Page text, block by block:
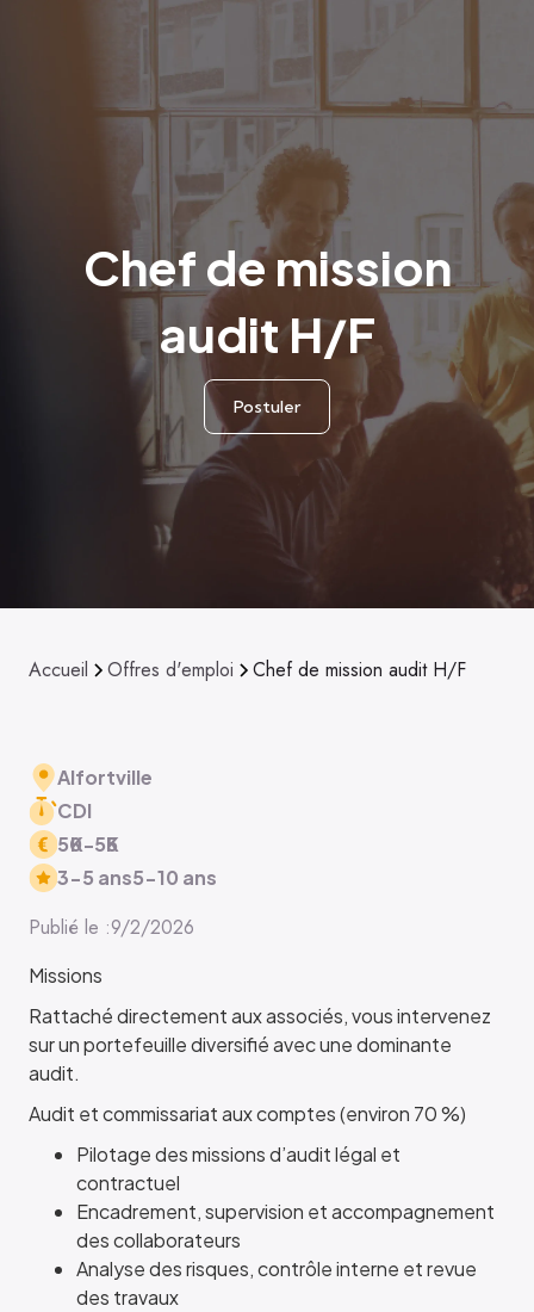
Chef de mission
audit H/F
Postuler
Accueil Offres d'emploi Chef de mission audit H/F
Alfortville
CDI
50
K-55
K
3-5 ans5-10 ans
Publié le :9/2/2026
Missions
Rattaché directement aux associés, vous intervenez
sur un portefeuille diversifié avec une dominante
audit.
Audit et commissariat aux comptes (environ 70 %)
Pilotage des missions d’audit légal et
contractuel
Encadrement, supervision et accompagnement
des collaborateurs
Analyse des risques, contrôle interne et revue
des travaux